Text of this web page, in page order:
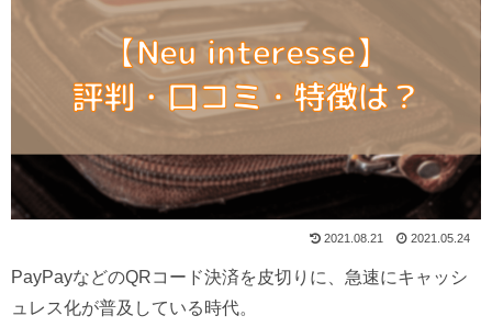
2021.08.21 2021.05.24
PayPayなどのQRコード決済を皮切りに、急速にキャッシ
ュレス化が普及している時代。